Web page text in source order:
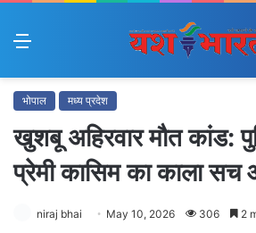
Menu
भोपाल मध्य प्रदेश
खुशबू अहिरवार मौत कांड:
प्रेमी कासिम का काला सच
niraj bhai May 10, 2026 306 2